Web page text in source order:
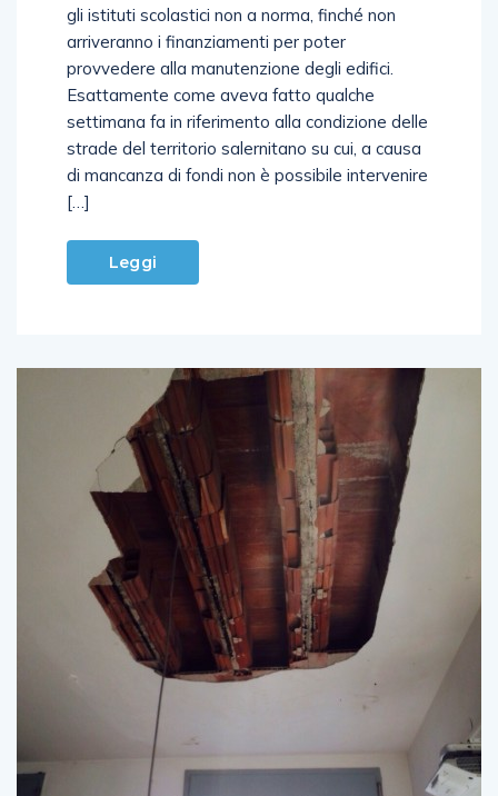
gli istituti scolastici non a norma, finché non
arriveranno i finanziamenti per poter
provvedere alla manutenzione degli edifici.
Esattamente come aveva fatto qualche
settimana fa in riferimento alla condizione delle
strade del territorio salernitano su cui, a causa
di mancanza di fondi non è possibile intervenire
[…]
Leggi